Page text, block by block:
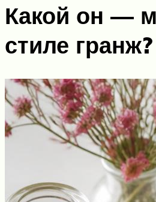
Какой он —
стиле гранж?